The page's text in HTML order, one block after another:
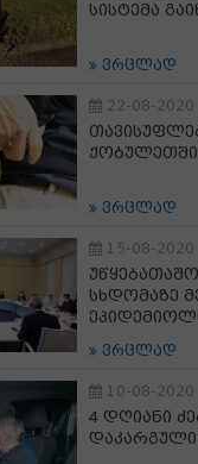
სისტემა
ვრცლად
22-08-2020
ქობულეთში
ვრცლად
15-08-2020
სხდომაზე
ვრცლად
10-08-2020
4 დღიანი
დაკარგული